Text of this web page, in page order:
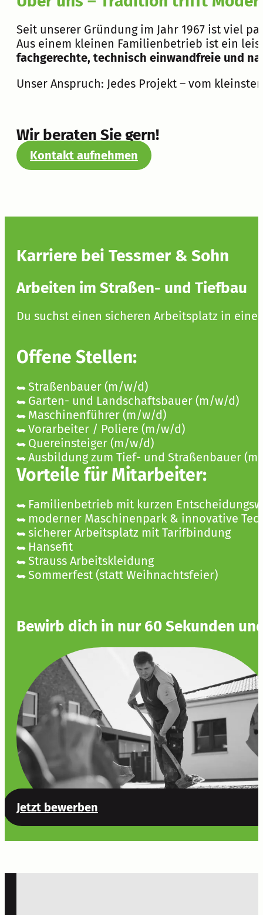
Seit unserer Gründung im Jahr 1967 ist viel
Aus einem kleinen Familienbetrieb ist ein
fachgerechte, technisch einwandfreie und
Unser Anspruch: Jedes Projekt – vom
Wir beraten Sie gern!
Kontakt aufnehmen
Karriere bei Tessmer & Sohn
Arbeiten im Straßen- und Tiefbau
Du suchst einen sicheren Arbeitsplatz in
Offene Stellen:
Straßenbauer (m/w/d)
Garten- und Landschaftsbauer (m/w/d)
Maschinenführer (m/w/d)
Vorarbeiter / Poliere (m/w/d)
Quereinsteiger (m/w/d)
Ausbildung zum Tief- und Straßenbauer
Vorteile für Mitarbeiter:
Familienbetrieb mit kurzen
moderner Maschinenpark & innovative
sicherer Arbeitsplatz mit Tarifbindung
Hansefit
Strauss Arbeitskleidung
Sommerfest (statt Weihnachtsfeier)
Bewirb dich in nur 60 Sekunden
Jetzt bewerben